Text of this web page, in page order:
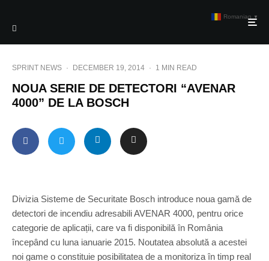
SPRINT NEWS · DECEMBER 19, 2014 · 1 MIN READ
NOUA SERIE DE DETECTORI “AVENAR
4000” DE LA BOSCH
Divizia Sisteme de Securitate Bosch introduce noua gamă de
detectori de incendiu adresabili AVENAR 4000, pentru orice
categorie de aplicații, care va fi disponibilă în România
începând cu luna ianuarie 2015. Noutatea absolută a acestei
noi game o constituie posibilitatea de a monitoriza în timp real
Romanian ▼